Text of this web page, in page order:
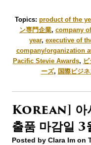
Topics: product of the
ン専門企業, company
year, executive of
company/organization
Pacific Stevie Awards,
ーズ, 国際ビジ
Korean] 아
출품 마감일 3
Posted by Clara Im on